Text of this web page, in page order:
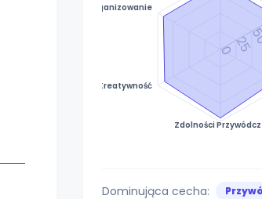
Zdolności
Kreatywność
Zorganizowanie
025
Dominująca cecha: